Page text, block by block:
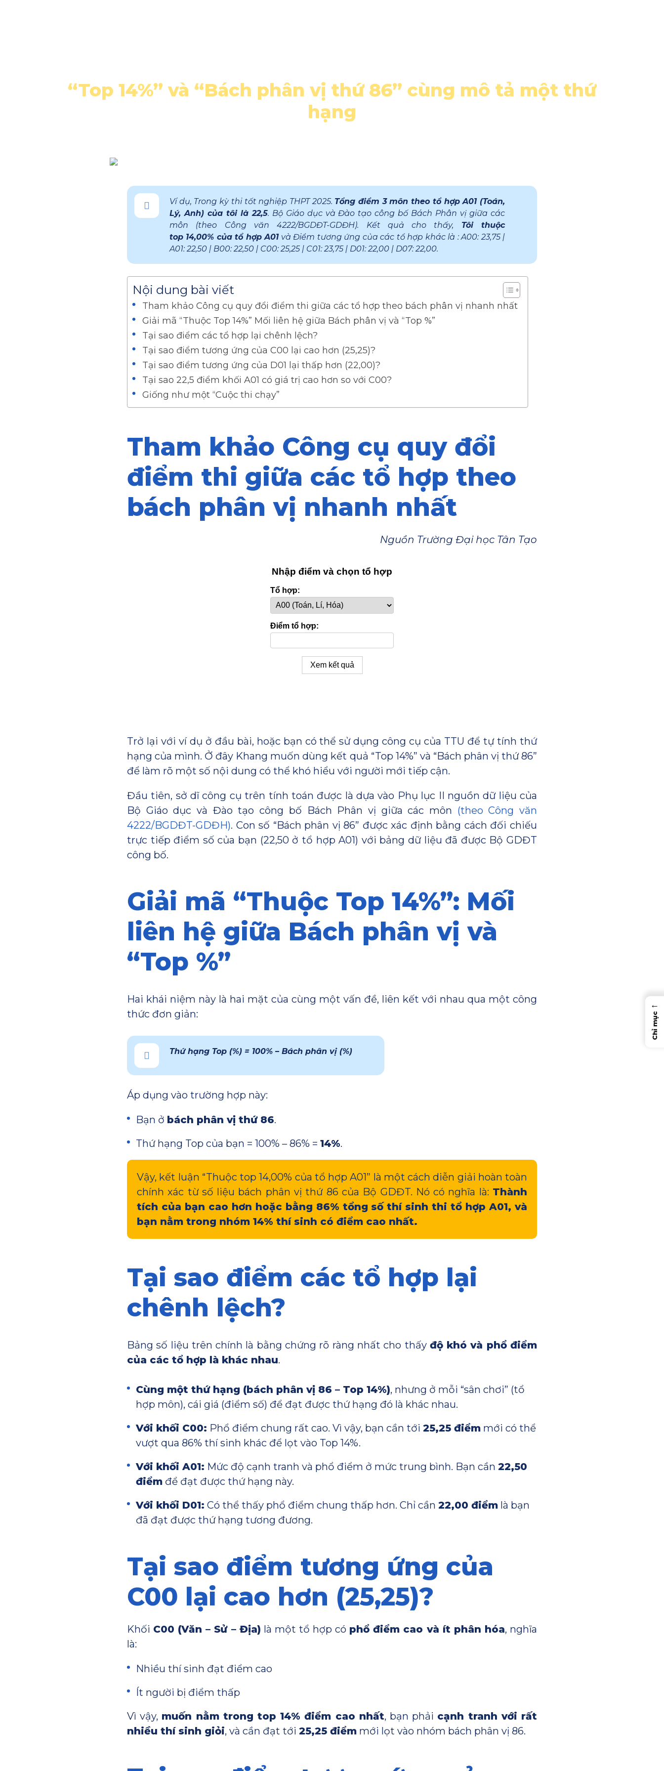
“Top 14%” và “Bách phân vị thứ 86” cùng mô tả một thứ
hạng
Ví dụ, Trong kỳ thi tốt nghiệp THPT 2025. Tổng điểm 3 môn theo tổ hợp A01 (Toán,
Lý, Anh) của tôi là 22,5. Bộ Giáo dục và Đào tạo công bố Bách Phân vị giữa các
môn (theo Công văn 4222/BGDĐT-GDĐH). Kết quả cho thấy, Tôi thuộc
top 14,00% của tổ hợp A01và Điểm tương ứng của các tổ hợp khác là : A00: 23,75 |
A01: 22,50 | B00: 22,50 | C00: 25,25 | C01: 23,75 | D01: 22,00 | D07: 22,00.
Nội dung bài viết
Tham khảo Công cụ quy đổi điểm thi giữa các tổ hợp theo bách phân vị nhanh nhất
Giải mã “Thuộc Top 14%” Mối liên hệ giữa Bách phân vị và “Top %”
Tại sao điểm các tổ hợp lại chênh lệch?
Tại sao điểm tương ứng của C00 lại cao hơn (25,25)?
Tại sao điểm tương ứng của D01 lại thấp hơn (22,00)?
Tại sao 22,5 điểm khối A01 có giá trị cao hơn so với C00?
Giống như một “Cuộc thi chạy”
Tham khảo Công cụ quy đổi
điểm thi giữa các tổ hợp theo
bách phân vị nhanh nhất
Nguồn Trường Đại học Tân Tạo
Trở lại với ví dụ ở đầu bài, hoặc bạn có thể sử dụng công cụ của TTU để tự tính thứ
hạng của mình. Ở đây Khang muốn dùng kết quả “Top 14%” và “Bách phân vị thứ 86”
để làm rõ một số nội dung có thể khó hiểu với người mới tiếp cận.
Đầu tiên, sở dĩ công cụ trên tính toán được là dựa vào Phụ lục II nguồn dữ liệu của
Bộ Giáo dục và Đào tạo công bố Bách Phân vị giữa các môn (theo Công văn
4222/BGDĐT-GDĐH). Con số “Bách phân vị 86” được xác định bằng cách đối chiếu
trực tiếp điểm số của bạn (22,50 ở tổ hợp A01) với bảng dữ liệu đã được Bộ GDĐT
công bố.
Giải mã “Thuộc Top 14%”: Mối
liên hệ giữa Bách phân vị và
“Top %”
Hai khái niệm này là hai mặt của cùng một vấn đề, liên kết với nhau qua một công
thức đơn giản:
Thứ hạng Top (%) = 100% – Bách phân vị (%)
Áp dụng vào trường hợp này:
Bạn ở bách phân vị thứ 86.
Thứ hạng Top của bạn = 100% – 86% = 14%.
Vậy, kết luận “Thuộc top 14,00% của tổ hợp A01” là một cách diễn giải hoàn toàn
chính xác từ số liệu bách phân vị thứ 86 của Bộ GDĐT. Nó có nghĩa là: Thành
tích của bạn cao hơn hoặc bằng 86% tổng số thí sinh thi tổ hợp A01, và
bạn nằm trong nhóm 14% thí sinh có điểm cao nhất.
Tại sao điểm các tổ hợp lại
chênh lệch?
Bảng số liệu trên chính là bằng chứng rõ ràng nhất cho thấy độ khó và phổ điểm
của các tổ hợp là khác nhau.
Cùng một thứ hạng (bách phân vị 86 – Top 14%), nhưng ở mỗi “sân chơi” (tổ
hợp môn), cái giá (điểm số) để đạt được thứ hạng đó là khác nhau.
Với khối C00: Phổ điểm chung rất cao. Vì vậy, bạn cần tới 25,25 điểm mới có thể
vượt qua 86% thí sinh khác để lọt vào Top 14%.
Với khối A01: Mức độ cạnh tranh và phổ điểm ở mức trung bình. Bạn cần 22,50
điểm để đạt được thứ hạng này.
Với khối D01: Có thể thấy phổ điểm chung thấp hơn. Chỉ cần 22,00 điểm là bạn
đã đạt được thứ hạng tương đương.
Tại sao điểm tương ứng của
C00 lại cao hơn (25,25)?
Khối C00 (Văn – Sử – Địa) là một tổ hợp có phổ điểm cao và ít phân hóa, nghĩa
là:
Nhiều thí sinh đạt điểm cao
Ít người bị điểm thấp
Vì vậy, muốn nằm trong top 14% điểm cao nhất, bạn phải cạnh tranh với rất
nhiều thí sinh giỏi, và cần đạt tới 25,25 điểm mới lọt vào nhóm bách phân vị 86.
←
Chỉ mục